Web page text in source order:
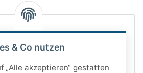
& Co nutzen
„Alle akzeptieren“ gestatten